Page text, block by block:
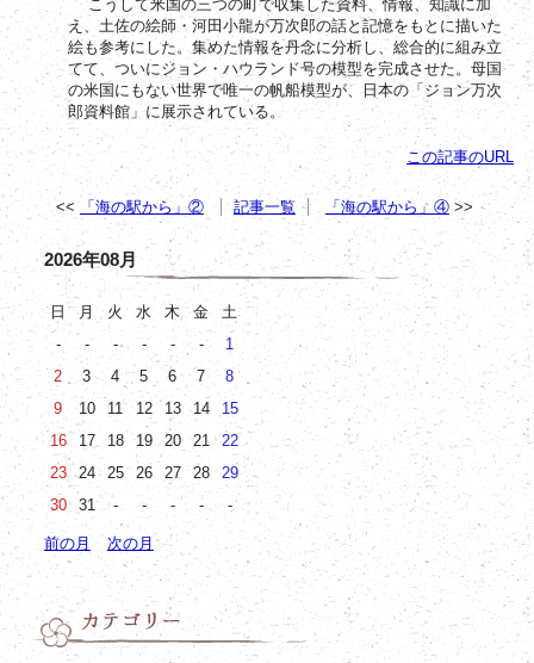
こうして米国の三つの町で収集した資料、情報、知識に加
え、土佐の絵師・河田小龍が万次郎の話と記憶をもとに描いた
絵も参考にした。集めた情報を丹念に分析し、総合的に組み立
てて、ついにジョン・ハウランド号の模型を完成させた。母国
の米国にもない世界で唯一の帆船模型が、日本の「ジョン万次
郎資料館」に展示されている。
この記事のURL
「海の駅から」② 記事一覧 「海の駅から」④
2026年08月
日 月 火 水 木 金
土
-
- - - - -
1
2
3 4 5 6 7
8
9
10 11 12 13 14
15
16
17 18 19 20 21
22
23
24 25 26 27 28
29
30
31 - - - - -
前の月 次の月